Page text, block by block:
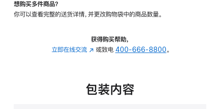
转
的
想购买多件商品？
你可以查看完整的送货详情，并更改购物袋中的商品数量。
获得购买帮助，
立即在线交流 (在
中
或致电 400-666-8800。
包装内容